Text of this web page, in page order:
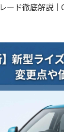
ード徹底解説